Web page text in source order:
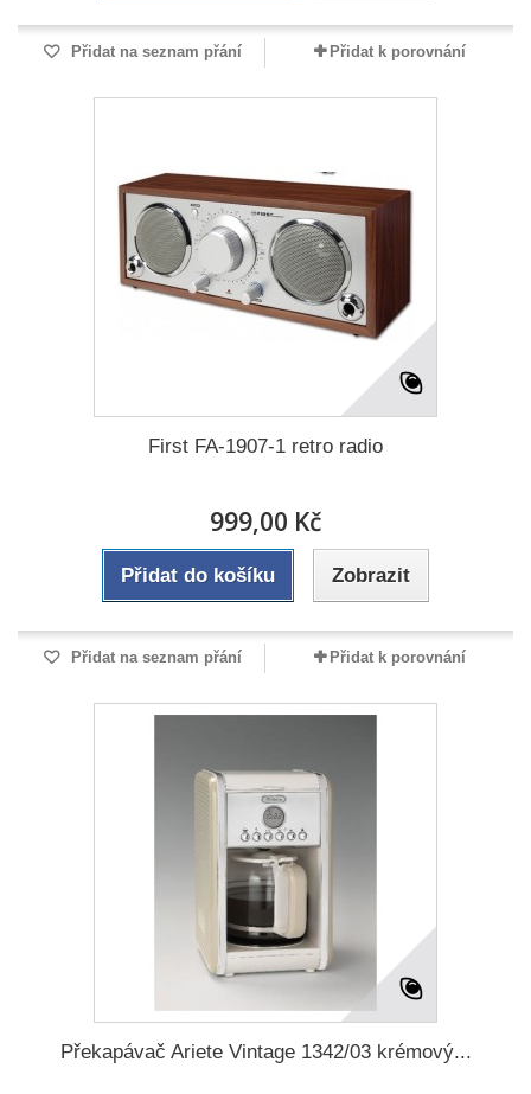
Přidat na seznam přání Přidat k porovnání
First FA-1907-1 retro radio
999,00 Kč
Přidat do košíku Zobrazit
Přidat na seznam přání Přidat k porovnání
Překapávač Ariete Vintage 1342/03 krémový...